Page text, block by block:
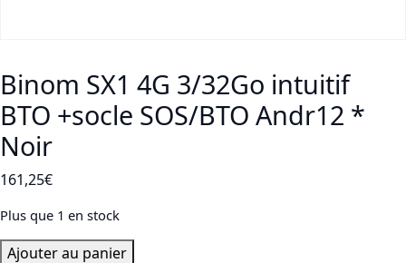
Binom SX1 4G 3/32Go intuitif
BTO +socle SOS/BTO Andr12 *
Noir
161,25€
Plus que 1 en stock
quantité
Ajouter au panier